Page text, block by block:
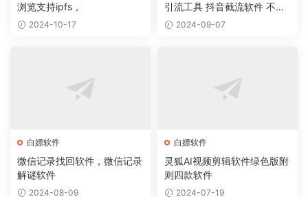
浏览支持ipfs，
2024-10-17
引流工具 抖音截流软件 不封
号 无痕
2024-09-07
白嫖软件
微信记录找回软件，微信记录
解谜软件
2024-08-09
白嫖软件
灵狐AI视频剪辑软件绿色版附
则四款软件
2024-07-19